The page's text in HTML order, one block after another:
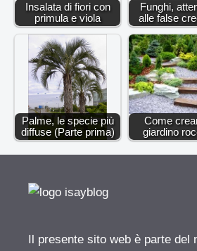
Insalata di fiori con
primula e viola
Funghi,
alle false
Palme, le specie più
diffuse (Parte prima)
Come
giardino
Il presente sito web è parte del